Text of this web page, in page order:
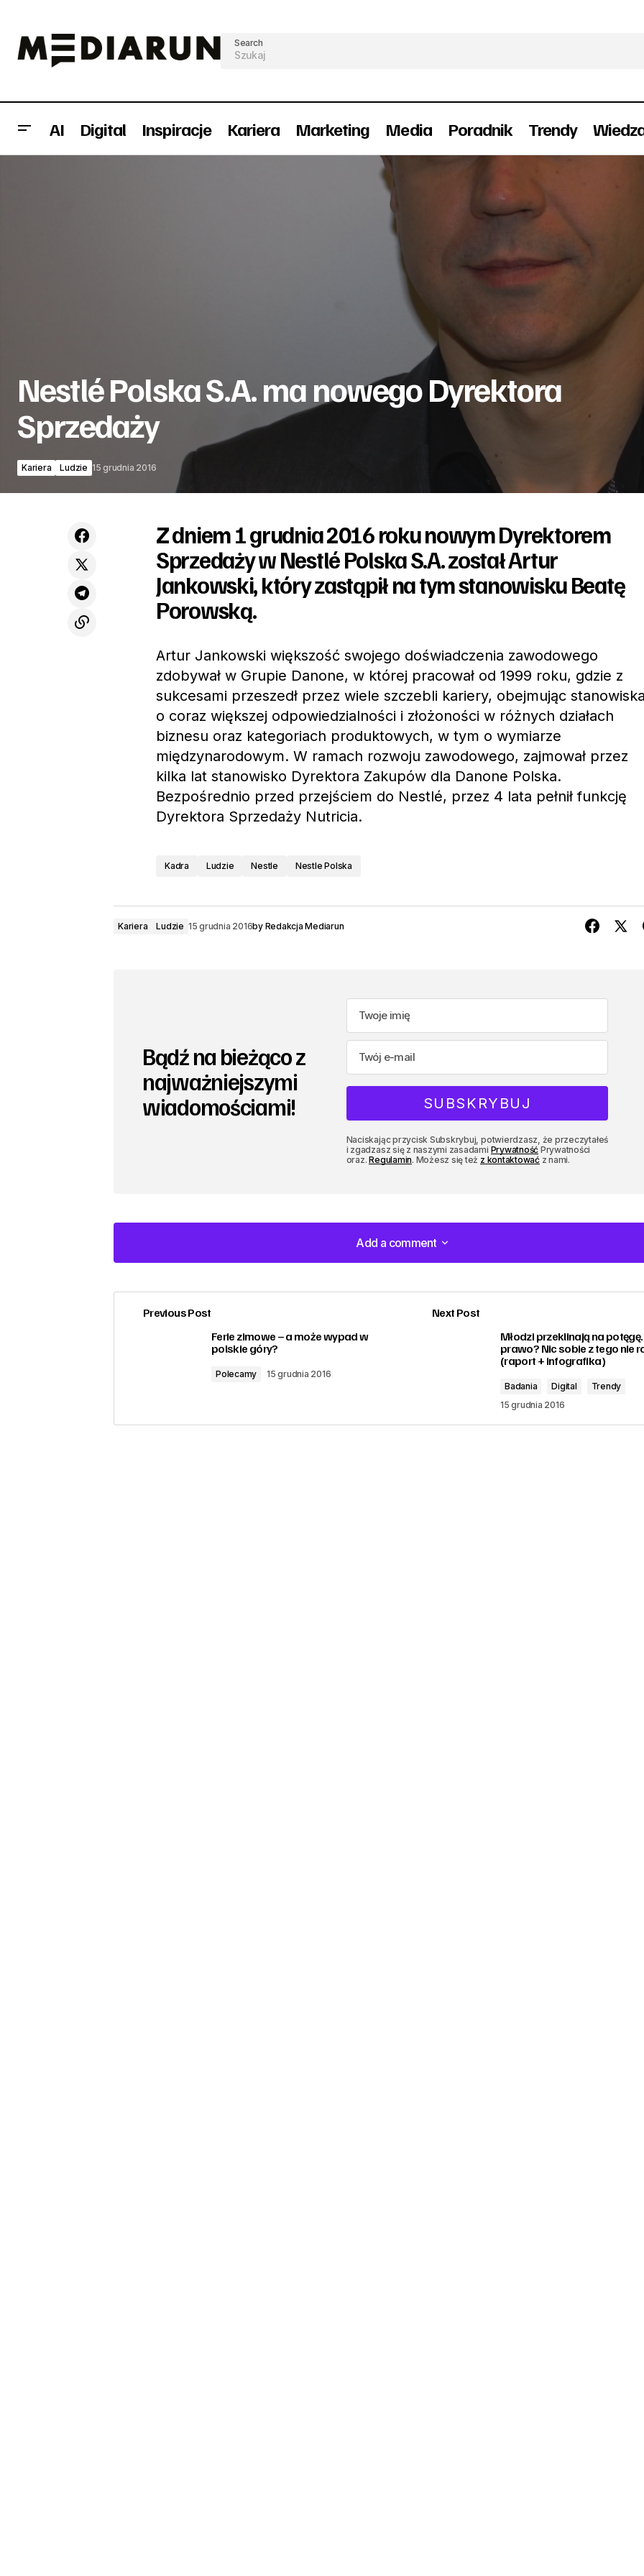
Search
AI Digital Inspiracje Kariera Marketing Media Poradnik Trendy
Nestlé Polska S.A. ma nowego Dyrektora
Nestlé Polska S.A. ma nowego Dyrektora
Sprzedaży
Kariera Ludzie 15 grudnia 2016
Z dniem 1 grudnia 2016 roku nowym Dyrektorem
Sprzedaży w Nestlé Polska S.A. został Artur
Jankowski, który zastąpił na tym stanowisku Beatę
Porowską.
Artur Jankowski większość swojego doświadczenia zawodowego
zdobywał w Grupie Danone, w której pracował od 1999 roku, gdzie z
sukcesami przeszedł przez wiele szczebli kariery, obejmując
o coraz większej odpowiedzialności i złożoności w różnych działach
biznesu oraz kategoriach produktowych, w tym o wymiarze
międzynarodowym. W ramach rozwoju zawodowego, zajmował przez
kilka lat stanowisko Dyrektora Zakupów dla Danone Polska.
Bezpośrednio przed przejściem do Nestlé, przez 4 lata pełnił funkcję
Dyrektora Sprzedaży Nutricia.
Kadra Ludzie Nestle Nestle Polska
Kariera Ludzie 15 grudnia 2016by Redakcja Mediarun
Bądź na bieżąco z
najważniejszymi
wiadomościami!
Naciskając przycisk Subskrybuj, potwierdzasz, że przeczytałeś
i zgadzasz się z naszymi zasadami Prywatność Prywatności
oraz.Regulamin. Możesz się też z kontaktowaćz nami.
Add a comment
Add a comment
zalogować
Previous Post
Ferie zimowe – a może wypad w
polskie góry?
Polecamy 15 grudnia 2016
Next Post
Młodzi przeklinają na potęgę.
prawo? Nic sobie z tego nie
(raport + infografika)
Badania Digital
Trendy
15 grudnia 2016